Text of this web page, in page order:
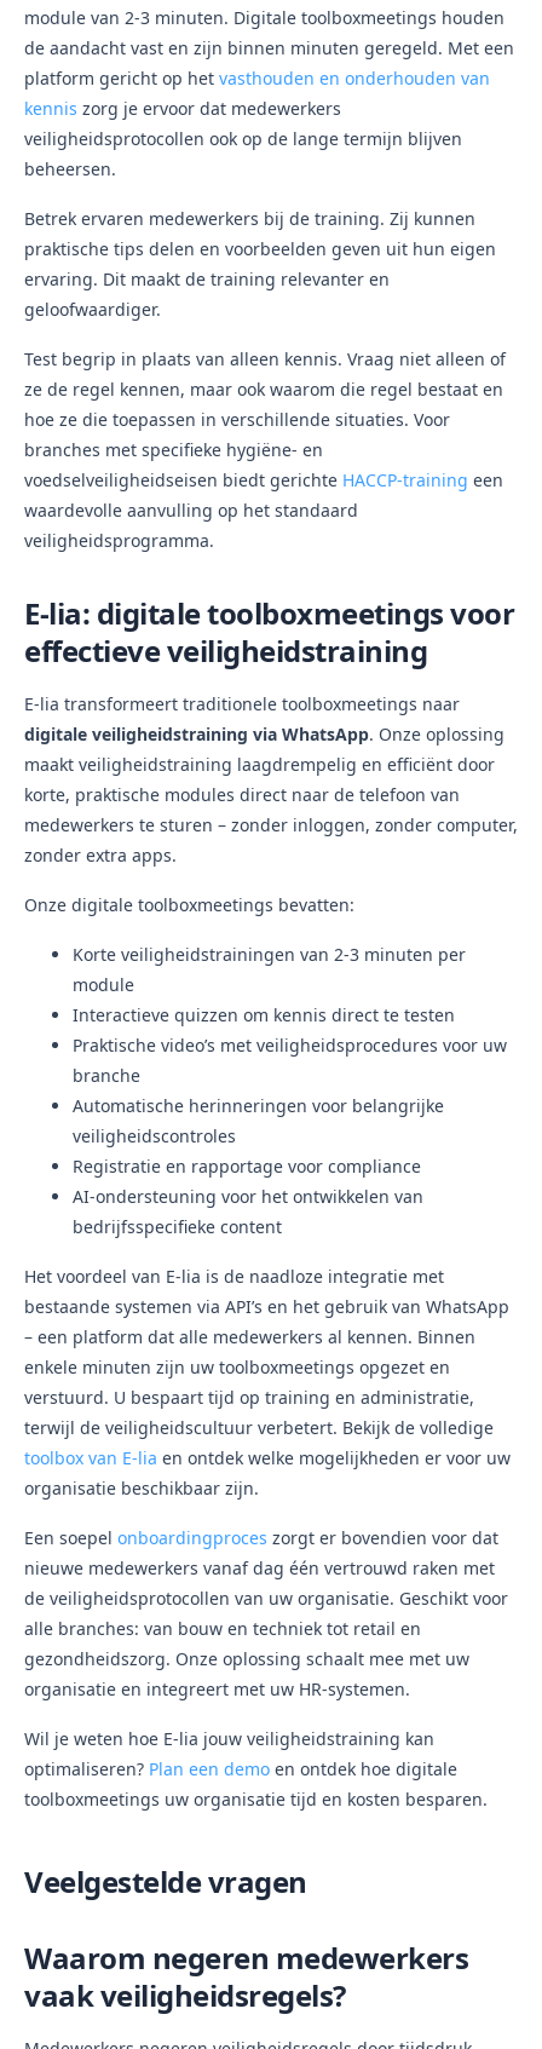
module van 2-3 minuten. Digitale toolboxmeetings houden
de aandacht vast en zijn binnen minuten geregeld. Met een
platform gericht op het vasthouden en onderhouden van
kennis zorg je ervoor dat medewerkers
veiligheidsprotocollen ook op de lange termijn blijven
beheersen.
Betrek ervaren medewerkers bij de training. Zij kunnen
praktische tips delen en voorbeelden geven uit hun eigen
ervaring. Dit maakt de training relevanter en
geloofwaardiger.
Test begrip in plaats van alleen kennis. Vraag niet alleen of
ze de regel kennen, maar ook waarom die regel bestaat en
hoe ze die toepassen in verschillende situaties. Voor
branches met specifieke hygiëne- en
voedselveiligheidseisen biedt gerichte HACCP-training een
waardevolle aanvulling op het standaard
veiligheidsprogramma.
E-lia: digitale toolboxmeetings voor
effectieve veiligheidstraining
E-lia transformeert traditionele toolboxmeetings naar
digitale veiligheidstraining via WhatsApp. Onze oplossing
maakt veiligheidstraining laagdrempelig en efficiënt door
korte, praktische modules direct naar de telefoon van
medewerkers te sturen – zonder inloggen, zonder computer,
zonder extra apps.
Onze digitale toolboxmeetings bevatten:
Korte veiligheidstrainingen van 2-3 minuten per
module
Interactieve quizzen om kennis direct te testen
Praktische video’s met veiligheidsprocedures voor uw
branche
Automatische herinneringen voor belangrijke
veiligheidscontroles
Registratie en rapportage voor compliance
AI-ondersteuning voor het ontwikkelen van
bedrijfsspecifieke content
Het voordeel van E-lia is de naadloze integratie met
bestaande systemen via API’s en het gebruik van WhatsApp
– een platform dat alle medewerkers al kennen. Binnen
enkele minuten zijn uw toolboxmeetings opgezet en
verstuurd. U bespaart tijd op training en administratie,
terwijl de veiligheidscultuur verbetert. Bekijk de volledige
toolbox van E-lia en ontdek welke mogelijkheden er voor uw
organisatie beschikbaar zijn.
Een soepel onboardingproces zorgt er bovendien voor dat
nieuwe medewerkers vanaf dag één vertrouwd raken met
de veiligheidsprotocollen van uw organisatie. Geschikt voor
alle branches: van bouw en techniek tot retail en
gezondheidszorg. Onze oplossing schaalt mee met uw
organisatie en integreert met uw HR-systemen.
Wil je weten hoe E-lia jouw veiligheidstraining kan
optimaliseren? Plan een demo en ontdek hoe digitale
toolboxmeetings uw organisatie tijd en kosten besparen.
Veelgestelde vragen
Waarom negeren medewerkers
vaak veiligheidsregels?